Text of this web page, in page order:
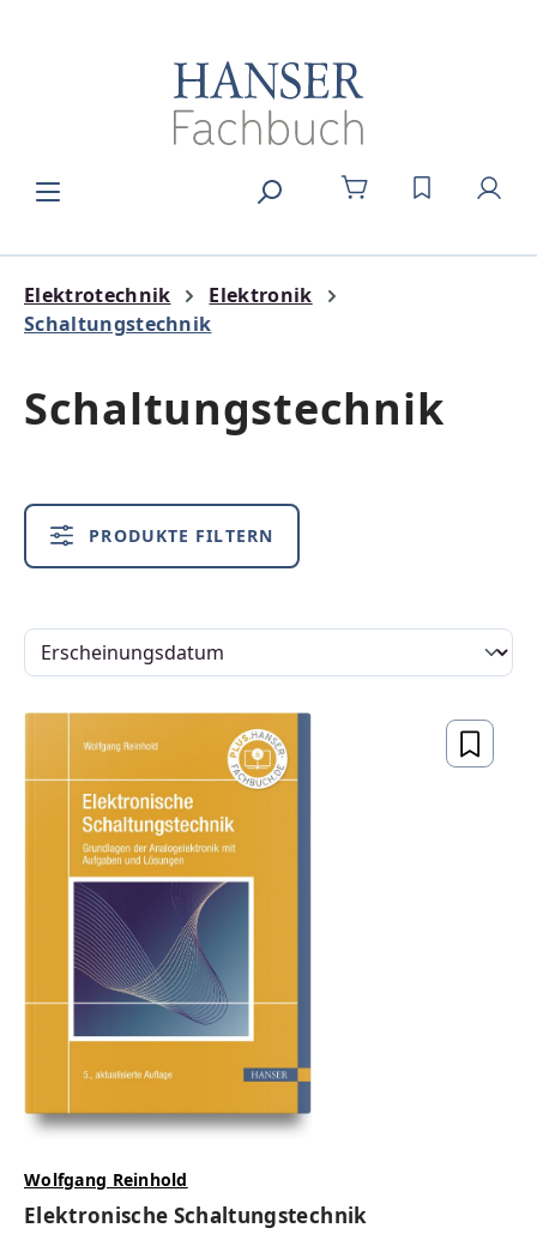
DU HAST 0
Elektrotechnik
Elektronik
Schaltungstechnik
Schaltungstechnik
PRODUKTE FILTERN
Wolfgang Reinhold
Elektronische Schaltungstechnik